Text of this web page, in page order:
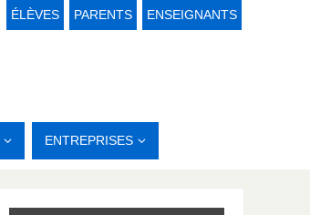
ÉLÈVES PARENTS ENSEIGNANTS
ENTREPRISES